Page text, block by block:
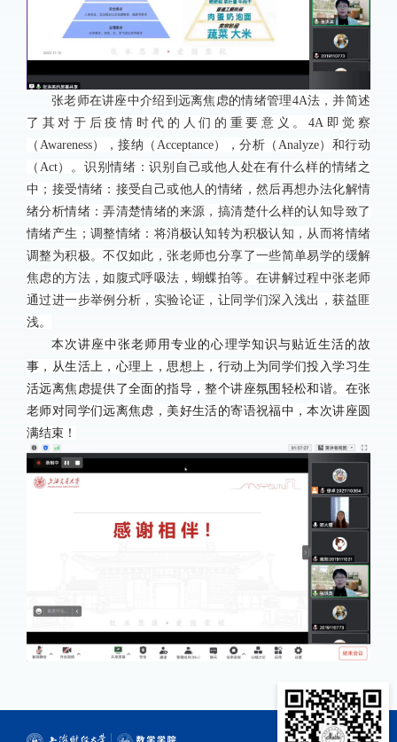
张老师在讲座中介绍到远离焦虑的情绪管理4A法，并简述
了其对于后疫情时代的人们的重要意义。 4A 即觉察
（Awareness），接纳（Acceptance），分析（Analyze）和行动
（Act）。识别情绪：识别自己或他人处在有什么样的情绪之
中；接受情绪：接受自己或他人的情绪，然后再想办法化解情
绪分析情绪：弄清楚情绪的来源，搞清楚什么样的认知导致了
情绪产生；调整情绪：将消极认知转为积极认知，从而将情绪
调整为积极。不仅如此，张老师也分享了一些简单易学的缓解
焦虑的方法，如腹式呼吸法，蝴蝶拍等。在讲解过程中张老师
通过进一步举例分析，实验论证，让同学们深入浅出，获益匪
浅。
本次讲座中张老师用专业的心理学知识与贴近生活的故
事，从生活上，心理上，思想上，行动上为同学们投入学习生
活远离焦虑提供了全面的指导，整个讲座氛围轻松和谐。在张
老师对同学们远离焦虑，美好生活的寄语祝福中，本次讲座圆
满结束！